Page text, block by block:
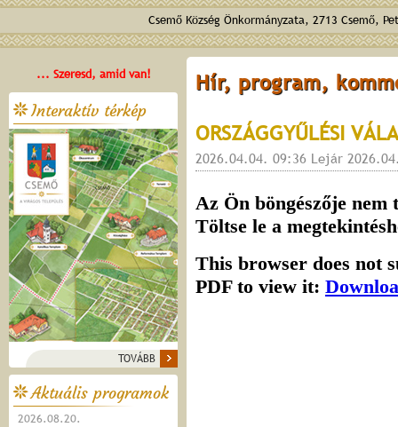
Csemő Község Önkormányzata, 2713
... Szeresd, amid van!
Interaktív térkép
TOVÁBB
Aktuális programok
2026.08.20.
Hír, program,
ORSZÁGGYŰLÉSI
2026.04.04. 09:36 Lejár